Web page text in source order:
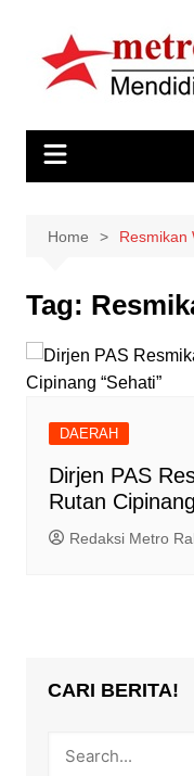
content
Home Resmikan
Tag:
DAERAH
Dirjen PAS
Rutan
Redaksi Metro
CARI BERITA!